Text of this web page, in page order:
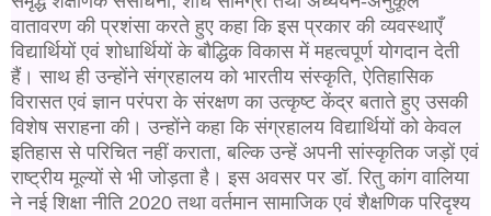
वातावरण की प्रशंसा करते हुए कहा कि इस प्रकार की व्यवस्थाएँ
विद्यार्थियों एवं शोधार्थियों के बौद्धिक विकास में महत्वपूर्ण योगदान देती
हैं।साथ ही उन्होंने संग्रहालय को भारतीय संस्कृति, ऐतिहासिक
विरासत एवं ज्ञान परंपरा के संरक्षण का उत्कृष्ट केंद्र बताते हुए उसकी
विशेष सराहना की। उन्होंने कहा कि संग्रहालय विद्यार्थियों को केवल
इतिहास से परिचित नहीं कराता, बल्कि उन्हें अपनी सांस्कृतिक जड़ों एवं
राष्ट्रीय मूल्यों से भी जोड़ता है।इस अवसर पर डॉ. रितु कांग वालिया
ने नई शिक्षा नीति 2020 तथा वर्तमान सामाजिक एवं शैक्षणिक परिदृश्य